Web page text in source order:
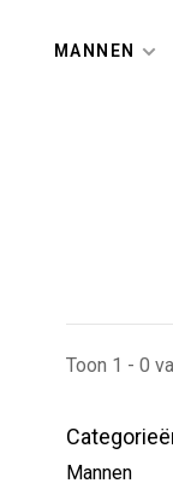
MANNEN
Toon 1 - 0
Mannen